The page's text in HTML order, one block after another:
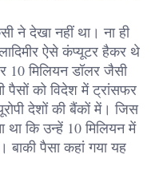
ने देखा नहीं था। ना ही
ऐसे कंप्यूटर हैकर थे
10 मिलियन डॉलर जैसी
पैसों को विदेश में ट्रांसफर
देशों की बैंकों में। जिस
कि उन्हें 10 मिलियन में
बाकी पैसा कहां गया यह